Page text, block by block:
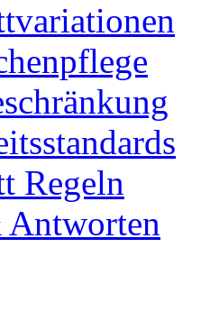
Regeln
Antworten